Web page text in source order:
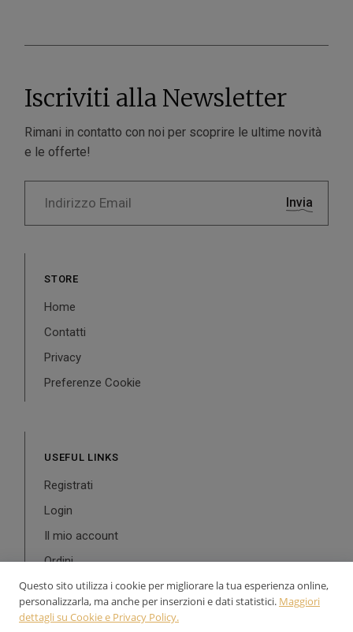
Iscriviti alla Newsletter
Rimani in contatto con noi per scoprire le ultime novità
e le offerte!
Invia
STORE
Home
Contatti
Privacy
Preferenze Cookie
USEFUL LINKS
Registrati
Login
Il mio account
Ordini
Questo sito utilizza i cookie per migliorare la tua esperienza online,
personalizzarla, ma anche per inserzioni e dati statistici. Maggiori
dettagli su Cookie e Privacy Policy.